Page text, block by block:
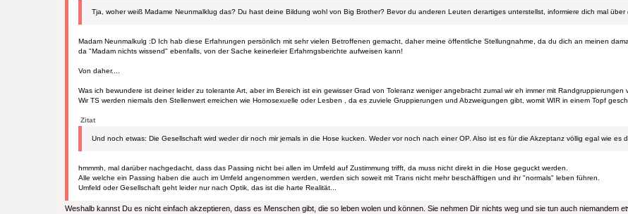
Tja, woher weiß Madame Neunmalklug das? Du hast deine Bildung wohl von Big Brother? Bevor du anderen Leuten derartiges unterstellst, informiere dich mal
Madam Neunmalkulg :D Ich hab diese Erfahrungen persönlich mit sehr vielen Betroffenen gemacht, daher meine öffentliche Stellungnahme, da du dich an meinen
da "Madam nichts wissend" ebenfalls, von der Sache keinerleier Erfahrngsberichte aufweisen kann!
Von daher....
Was ich bewundere ist deiner leider zu tolerante Art, aber im Bereich ist ein gewisser Grad von Toleranz weniger angebracht zumal wir eh immer mit Randgruppierungen
Wir TS werden niemals den Stellenwert erreichen wie Homosexuelle oder Lesben , da es zuviele Gruppierungen und Abzweigungen gibt, womit WIR in einem Topf
Zitat
Und noch etwas: Die Gesellschaft wird weder dir noch mir jemals in die Hose kucken. Weder vor noch nach einer OP. Also ist es für die Akzeptanz völlig egal wie es
hmmmh, mal darüber nachgedacht, dass das Passing nicht bei allen im Umfeld auf Zustimmung trifft, da muss nicht direkt in die Hose geguckt werden.
Alle welche ein Passing haben die auch im Umfeld angenommen werden, werden sich soweit mit Trans nicht mehr beschäfftigen und ihr "normals" leben führen.
Umfeld oder Gesellschaft geht leider nur nach Optik, das ist die harte Realität...
Weshalb kannst Du es nicht einfach akzeptieren, dass es Menschen gibt, die so leben wolen und können. Sie nehmen Dir nichts weg und sie tun auch niemandem